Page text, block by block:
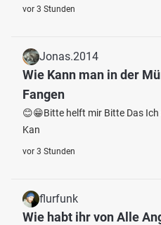
vor 3 Stunden
Jonas.2014
Wie Kann man in der
Fangen
😊😁Bitte helft mir Bitte Das Ich
Kan
vor 3 Stunden
flurfunk
Wie habt ihr von Alle